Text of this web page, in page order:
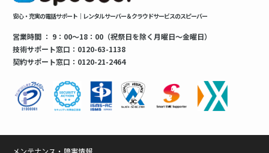
安心・充実の電話サポート｜レンタルサーバー＆クラウドサービスのスピーバー
営業時間 ： 9：00～18：00（祝祭日を除く月曜日～金曜日）
技術サポート窓口：0120-63-1138
契約サポート窓口：0120-21-2464
メンテナンス・障害情報